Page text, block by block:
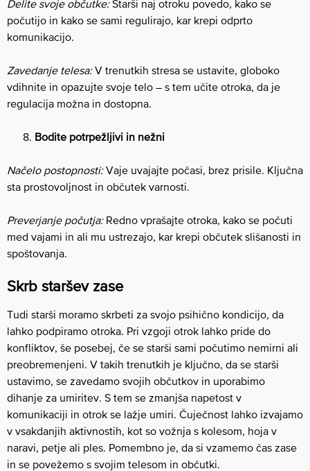
Delite svoje občutke:Starši naj otroku povedo, kako se
počutijo in kako se sami regulirajo, kar krepi odprto
komunikacijo.
Zavedanje telesa:V trenutkih stresa se ustavite, globoko
vdihnite in opazujte svoje telo – s tem učite otroka, da je
regulacija možna in dostopna.
Bodite potrpežljivi in nežni
Načelo postopnosti:Vaje uvajajte počasi, brez prisile. Ključna
sta prostovoljnost in občutek varnosti.
Preverjanje počutja:Redno vprašajte otroka, kako se počuti
med vajami in ali mu ustrezajo, kar krepi občutek slišanosti in
spoštovanja.
Skrb staršev zase
Tudi starši moramo skrbeti za svojo psihično kondicijo, da
lahko podpiramo otroka. Pri vzgoji otrok lahko pride do
konfliktov, še posebej, če se starši sami počutimo nemirni ali
preobremenjeni. V takih trenutkih je ključno, da se starši
ustavimo, se zavedamo svojih občutkov in uporabimo
dihanje za umiritev. S tem se zmanjša napetost v
komunikaciji in otrok se lažje umiri. Čuječnost lahko izvajamo
v vsakdanjih aktivnostih, kot so vožnja s kolesom, hoja v
naravi, petje ali ples. Pomembno je, da si vzamemo čas zase
in se povežemo s svojim telesom in občutki.